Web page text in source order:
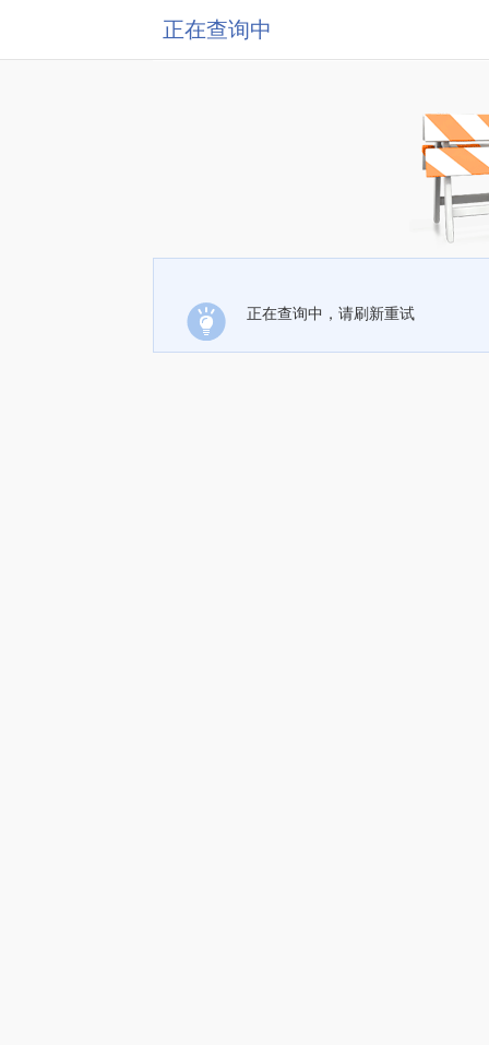
正在查询中
正在查询中，请刷新重试